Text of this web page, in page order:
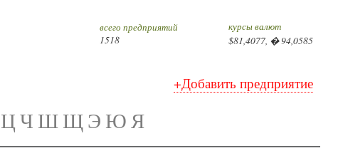
всего предприятий
1518
курсы валют
$81,4077, � 94,0585
+Добавить предприятие
ЦЧ ШЩЭ ЮЯ